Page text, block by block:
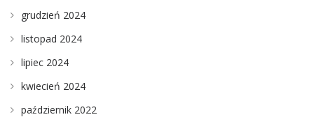
grudzień 2024
listopad 2024
lipiec 2024
kwiecień 2024
październik 2022